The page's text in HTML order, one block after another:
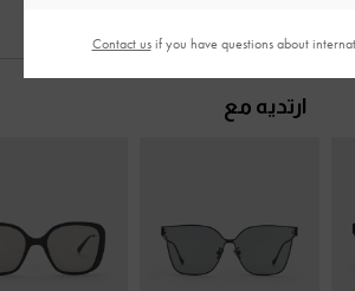
ارتديه مع
Contact usif you have questions about